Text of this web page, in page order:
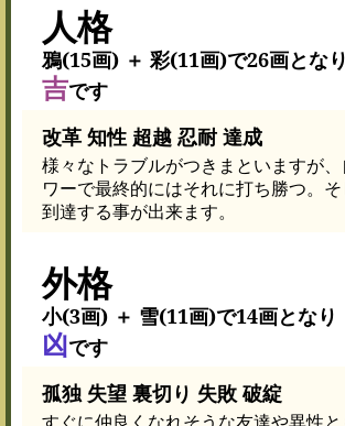
人格
鴉(15画) ＋ 彩(11画)で26画となり
吉です
改革 知性 超越 忍耐 達成
様々なトラブルがつきまといますが
ワーで最終的にはそれに打ち勝つ。
到達する事が出来ます。
外格
小(3画) ＋ 雪(11画)で14画となり
凶です
孤独 失望 裏切り 失敗 破綻